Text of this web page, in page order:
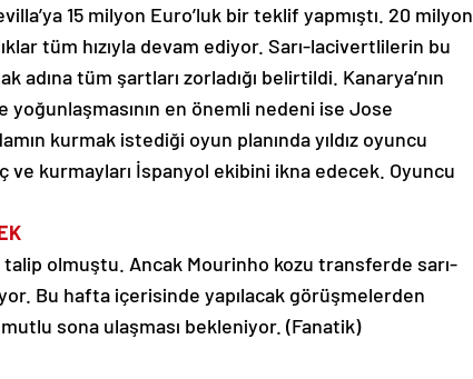
15 milyon Euro’luk bir teklif yapmıştı. 20 milyon
tüm hızıyla devam ediyor. Sarı-lacivertlilerin bu
tüm şartları zorladığı belirtildi. Kanarya’nın
en önemli nedeni ise Jose
kurmak istediği oyun planında yıldız oyuncu
ve kurmayları İspanyol ekibini ikna edecek. Oyuncu
talip olmuştu. Ancak Mourinho kozu transferde sarı-
Bu hafta içerisinde yapılacak görüşmelerden
sona ulaşması bekleniyor. (Fanatik)